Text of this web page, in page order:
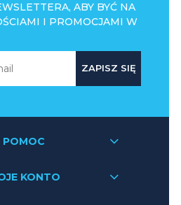
ABY BYĆ NA
I PROMOCJAMI W
ZAPISZ SIĘ
POMOC
KONTO